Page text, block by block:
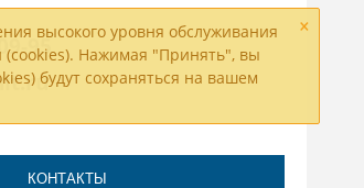
×
высокого уровня обслуживания
(cookies). Нажимая "Принять", вы
будут сохраняться на вашем
95
КОНТАКТЫ